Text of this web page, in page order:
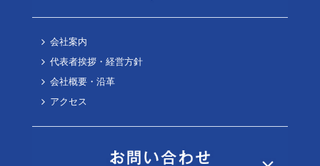
会社案内
代表者挨拶・経営方針
会社概要・沿革
アクセス